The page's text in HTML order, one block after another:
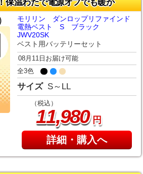
保温わたで電源オフでも暖か
モリリン ダンロップリファインド
電熱ベスト S ブラック
JWV20SK
ベスト用バッテリーセット
08月11日お届け可能
全3色
サイズ S～LL
（税込）
11,980円
詳細・購入へ